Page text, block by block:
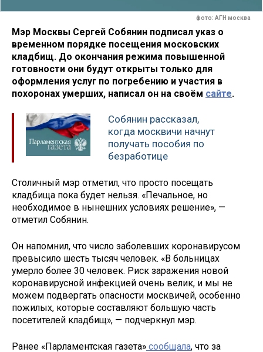
фото: АГН москва
Мэр Москвы Сергей Собянин подписал указ о
временном порядке посещения московских
кладбищ. До окончания режима повышенной
готовности они будут открыты только для
оформления услуг по погребению и участия в
похоронах умерших, написал он на своём сайте.
Собянин рассказал,
когда москвичи начнут
получать пособия по
безработице
Столичный мэр отметил, что просто посещать
кладбища пока будет нельзя. «Печальное, но
необходимое в нынешних условиях решение», —
отметил Собянин.
Он напомнил, что число заболевших коронавирусом
превысило шесть тысяч человек. «В больницах
умерло более 30 человек. Риск заражения новой
коронавирусной инфекцией очень велик, и мы не
можем подвергать опасности москвичей, особенно
пожилых, которые составляют большую часть
посетителей кладбищ», — подчеркнул мэр.
Ранее «Парламентская газета» сообщала, что за